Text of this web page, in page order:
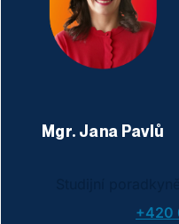
Mgr. Jana Pavlů
+420